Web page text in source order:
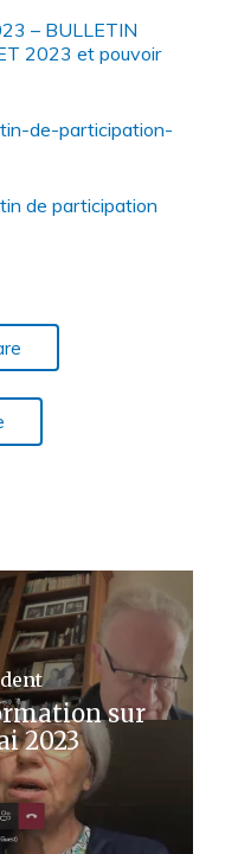
– BULLETIN
2023 et pouvoir
de-participation-
de participation
sur
2023